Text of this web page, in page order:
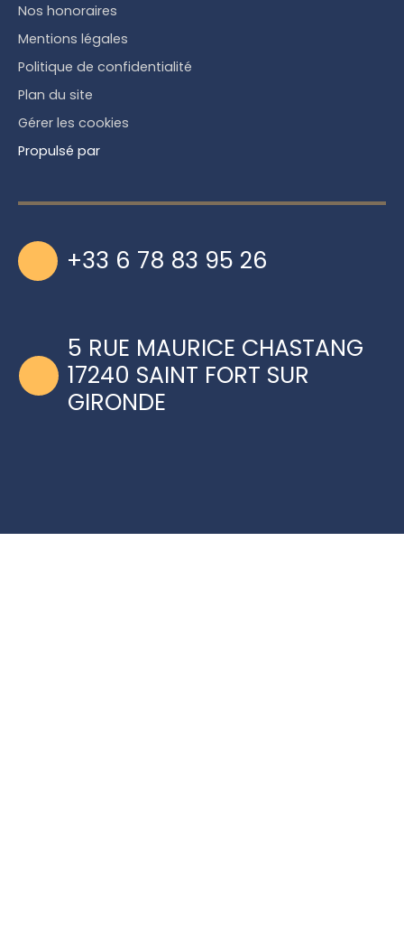
Nos honoraires
Mentions légales
Politique de confidentialité
Plan du site
Gérer les cookies
Propulsé par
+33 6 78 83 95 26
5 RUE MAURICE CHASTANG
17240 SAINT FORT SUR
GIRONDE